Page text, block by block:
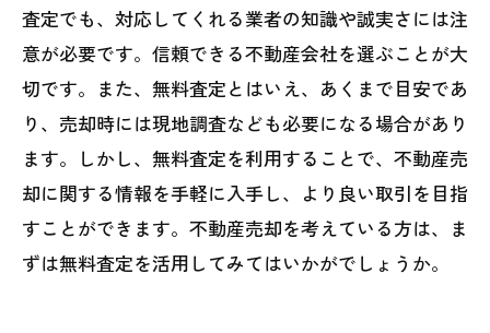
査定でも、対応してくれる業者の知識や誠実さには注
意が必要です。信頼できる不動産会社を選ぶことが大
切です。また、無料査定とはいえ、あくまで目安であ
り、売却時には現地調査なども必要になる場合があり
ます。しかし、無料査定を利用することで、不動産売
却に関する情報を手軽に入手し、より良い取引を目指
すことができます。不動産売却を考えている方は、ま
ずは無料査定を活用してみてはいかがでしょうか。